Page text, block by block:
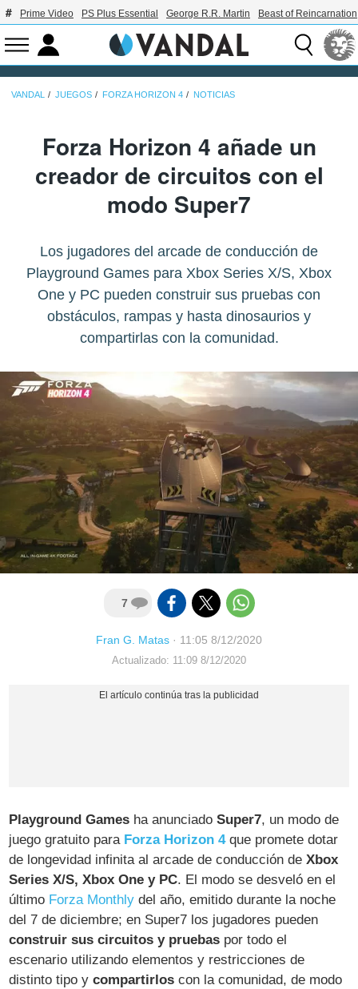
Prime Video PS Plus Essential George R.R. Martin Beast of Reincarnation
VANDAL JUEGOS FORZA HORIZON 4 NOTICIAS
Forza Horizon 4 añade un
creador de circuitos con el
modo Super7
Los jugadores del arcade de conducción de
Playground Games para Xbox Series X/S, Xbox
One y PC pueden construir sus pruebas con
obstáculos, rampas y hasta dinosaurios y
compartirlas con la comunidad.
7
Fran G. Matas · 11:05 8/12/2020
Actualizado: 11:09 8/12/2020
Playground Games ha anunciadoSuper7, un modo de
juego gratuito para Forza Horizon 4que promete dotar
de longevidad infinita al arcade de conducción deXbox
Series X/S, Xbox One y PC. El modo se desveló en el
último Forza Monthly del año, emitido durante la noche
del 7 de diciembre; en Super7 los jugadores pueden
construir sus circuitos y pruebas por todo el
escenario utilizando elementos y restricciones de
distinto tipo ycompartirlos con la comunidad, de modo